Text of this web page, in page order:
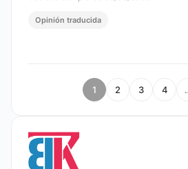
Opinión traducida
1 2 3 4